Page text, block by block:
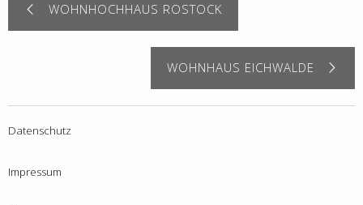
WOHNHOCHHAUS ROSTOCK
WOHNHAUS EICHWALDE
Datenschutz
Impressum